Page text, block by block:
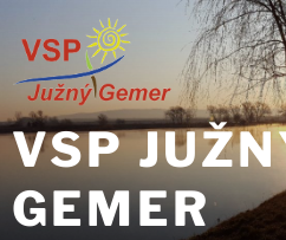
VSP
GEMER